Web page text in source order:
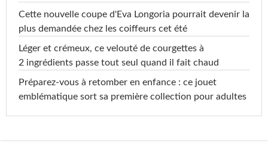
Cette nouvelle coupe d'Eva Longoria pourrait devenir la
plus demandée chez les coiffeurs cet été
Léger et crémeux, ce velouté de courgettes à
2 ingrédients passe tout seul quand il fait chaud
Préparez-vous à retomber en enfance : ce jouet
emblématique sort sa première collection pour adultes